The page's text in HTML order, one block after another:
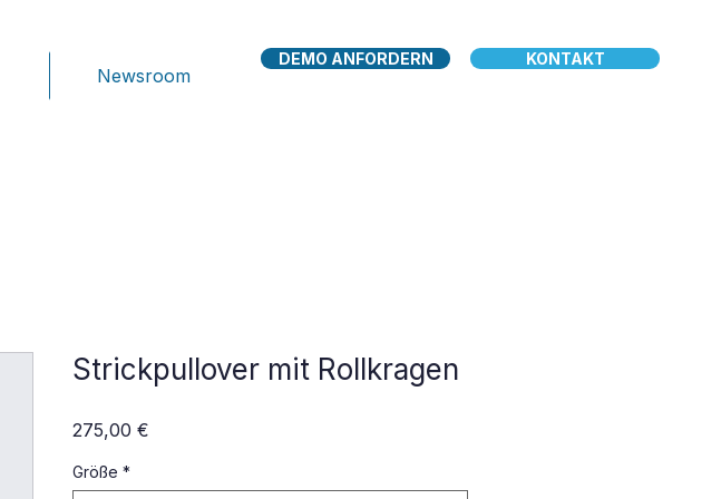
Newsroom
DEMO ANFORDERN KONTAKT
Strickpullover mit Rollkragen
275,00 €
Größe *